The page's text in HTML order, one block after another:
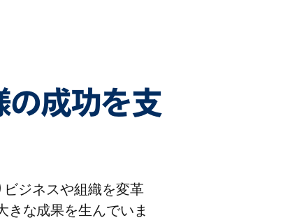
成功を支
ジネスや組織を変革
きな成果を生んでいま